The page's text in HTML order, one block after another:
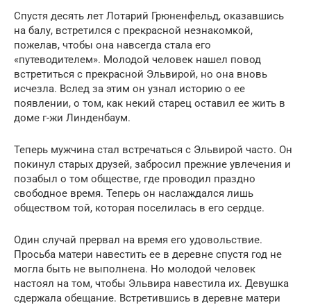
Спустя десять лет Лотарий Грюненфельд, оказавшись
на балу, встретился с прекрасной незнакомкой,
пожелав, чтобы она навсегда стала его
«путеводителем». Молодой человек нашел повод
встретиться с прекрасной Эльвирой, но она вновь
исчезла. Вслед за этим он узнал историю о ее
появлении, о том, как некий старец оставил ее жить в
доме г-жи Линденбаум.
Теперь мужчина стал встречаться с Эльвирой часто. Он
покинул старых друзей, забросил прежние увлечения и
позабыл о том обществе, где проводил праздно
свободное время. Теперь он наслаждался лишь
обществом той, которая поселилась в его сердце.
Один случай прервал на время его удовольствие.
Просьба матери навестить ее в деревне спустя год не
могла быть не выполнена. Но молодой человек
настоял на том, чтобы Эльвира навестила их. Девушка
сдержала обещание. Встретившись в деревне матери